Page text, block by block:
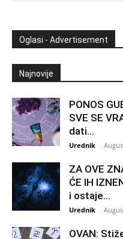
Oglasi - Advertisement
Najnovije
PONOS
SVE SE
dati...
Urednik -
ZA OVE
ĆE IH
i ostaje...
Urednik -
OVAN: